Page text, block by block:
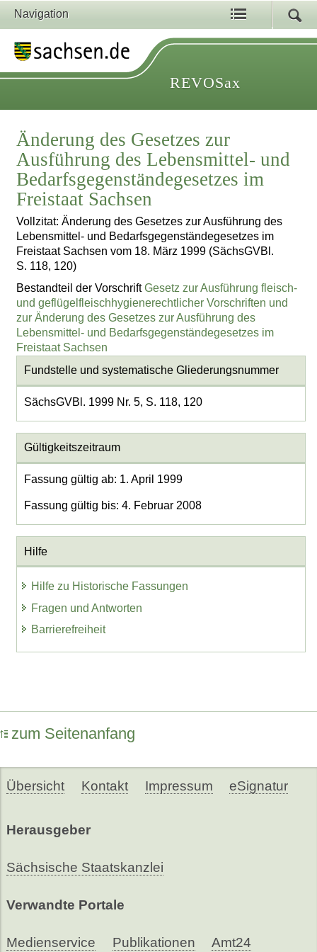
Navigation
REVOSax
Änderung des Gesetzes zur
Ausführung des Lebensmittel- und
Bedarfsgegenständegesetzes im
Freistaat Sachsen
Vollzitat: Änderung des Gesetzes zur Ausführung des
Lebensmittel- und Bedarfsgegenständegesetzes im
Freistaat Sachsen vom 18. März 1999 (SächsGVBl.
S. 118, 120)
Bestandteil der VorschriftGesetz zur Ausführung fleisch-
und geflügelfleischhygienerechtlicher Vorschriften und
zur Änderung des Gesetzes zur Ausführung des
Lebensmittel- und Bedarfsgegenständegesetzes im
Freistaat Sachsen
Fundstelle und systematische Gliederungsnummer
SächsGVBl. 1999 Nr. 5, S. 118, 120
Gültigkeitszeitraum
Fassung gültig ab: 1. April 1999
Fassung gültig bis: 4. Februar 2008
Hilfe
Hilfe zu Historische Fassungen
Fragen und Antworten
Barrierefreiheit
zum Seitenanfang
Übersicht Kontakt Impressum eSignatur
Herausgeber
Sächsische Staatskanzlei
Verwandte Portale
Medienservice Publikationen Amt24